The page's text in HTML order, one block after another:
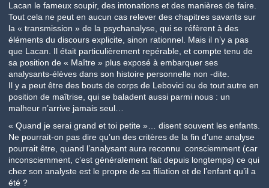
Lacan le fameux soupir, des intonations et des manières de faire.
Tout cela ne peut en aucun cas relever des chapitres savants sur
la « transmission » de la psychanalyse, qui se réfèrent à des
éléments du discours explicite, sinon rationnel. Mais il n’y a pas
que Lacan. Il était particulièrement repérable, et compte tenu de
sa position de « Maître » plus exposé à embarquer ses
analysants-élèves dans son histoire personnelle non -dite.
Il y a peut être des bouts de corps de Lebovici ou de tout autre en
position de maîtrise, qui se baladent aussi parmi nous : un
malheur n’arrive jamais seul…
« Quand je serai grand et toi petite »… disent souvent les enfants.
Ne pourrait-on pas dire qu’un des critères de la fin d’une analyse
pourrait être, quand l’analysant aura reconnu consciemment (car
inconsciemment, c’est généralement fait depuis longtemps) ce qui
chez son analyste est le propre de sa filiation et de l’enfant qu’il a
été ?